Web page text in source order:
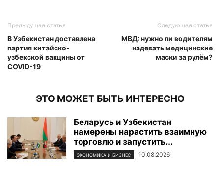
Предыдущая статья
В Узбекистан доставлена
партия китайско-
узбекской вакцины от
COVID-19
Следующая статья
МВД: нужно ли водителям
надевать медицинские
маски за рулём?
ЭТО МОЖЕТ БЫТЬ ИНТЕРЕСНО
Беларусь и Узбекистан
намерены нарастить взаимную
торговлю и запустить...
ЭКОНОМИКА И БИЗНЕС 10.08.2026